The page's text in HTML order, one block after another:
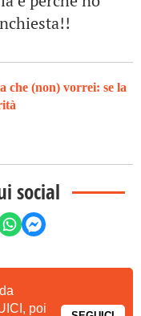
che (non) vorrei: se la
social
poi